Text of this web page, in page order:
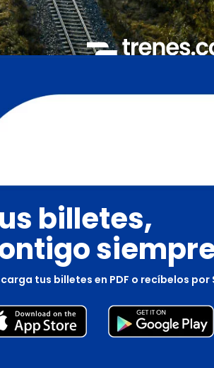
billetes,
tus billetes en PDF o recíbelos por